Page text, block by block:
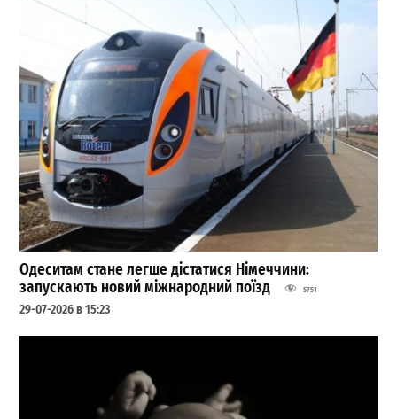
Одеситам стане легше дістатися Німеччини:
запускають новий міжнародний поїзд
5751
29-07-2026 в 15:23